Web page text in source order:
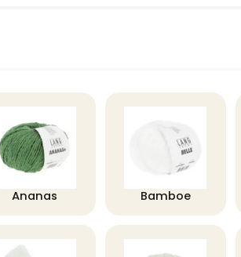
Ananas Bamboe